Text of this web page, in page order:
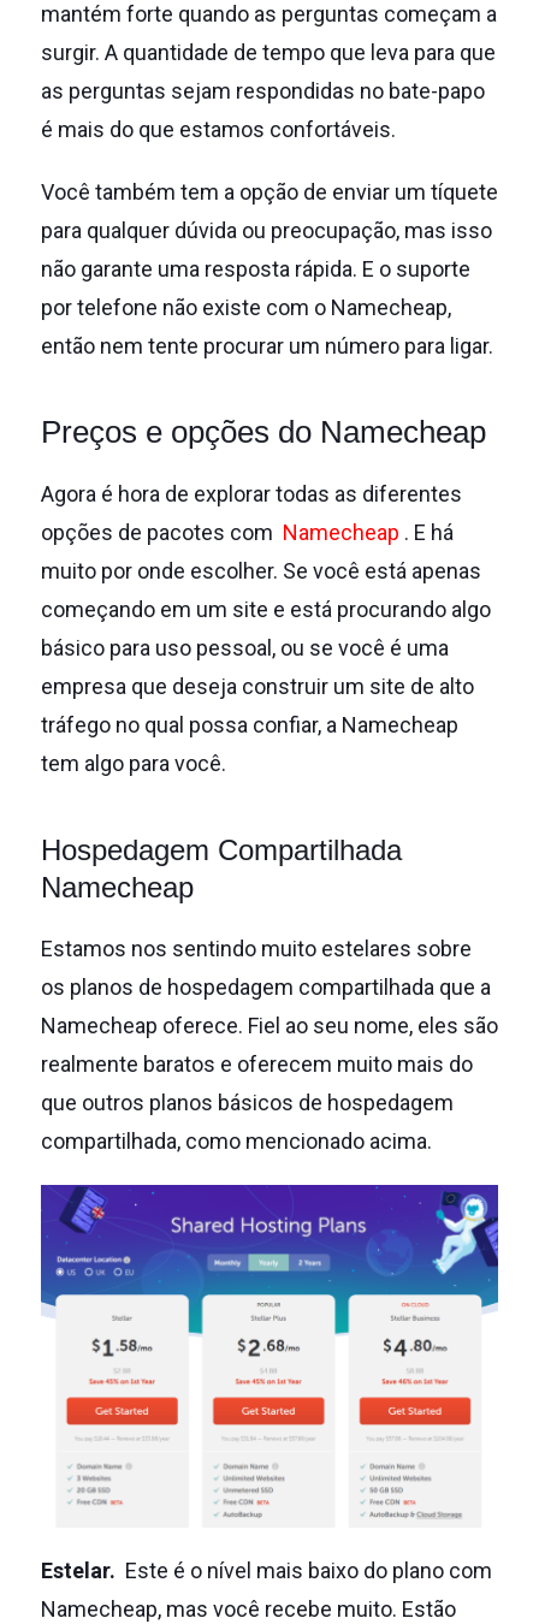
mantém forte quando as perguntas começam a
surgir. A quantidade de tempo que leva para que
as perguntas sejam respondidas no bate-papo
é mais do que estamos confortáveis.
Você também tem a opção de enviar um tíquete
para qualquer dúvida ou preocupação, mas isso
não garante uma resposta rápida. E o suporte
por telefone não existe com o Namecheap,
então nem tente procurar um número para ligar.
Preços e opções do Namecheap
Agora é hora de explorar todas as diferentes
opções de pacotes com Namecheap . E há
muito por onde escolher. Se você está apenas
começando em um site e está procurando algo
básico para uso pessoal, ou se você é uma
empresa que deseja construir um site de alto
tráfego no qual possa confiar, a Namecheap
tem algo para você.
Hospedagem Compartilhada
Namecheap
Estamos nos sentindo muito estelares sobre
os planos de hospedagem compartilhada que a
Namecheap oferece. Fiel ao seu nome, eles são
realmente baratos e oferecem muito mais do
que outros planos básicos de hospedagem
compartilhada, como mencionado acima.
Estelar. Este é o nível mais baixo do plano com
Namecheap, mas você recebe muito. Estão